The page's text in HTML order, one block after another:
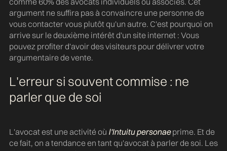
argument ne suffira pas à convaincre une personne de
vous contacter vous plutôt qu'un autre. C'est pourquoi on
arrive sur le deuxième intérêt d'un site internet : Vous
pouvez profiter d'avoir des visiteurs pour délivrer votre
argumentaire de vente.
L'erreur si souvent commise : ne
parler que de soi
L'avocat est une activité où l'Intuitu personaeprime. Et de
ce fait, on a tendance en tant qu'avocat à parler de soi. Les